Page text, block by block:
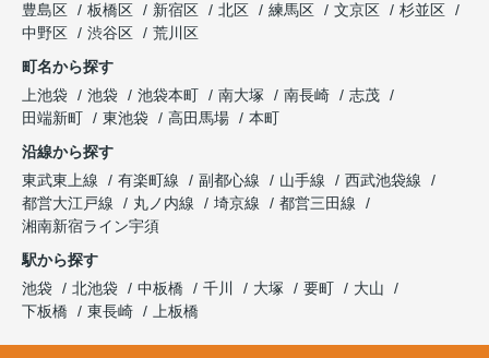
豊島区
板橋区 新宿区 北区 練馬区 文京区
杉並区
中野区
渋谷区
荒川区
町名から探す
上池袋
池袋 池袋本町 南大塚 南長崎
志茂
田端新町
東池袋 高田馬場
本町
沿線から探す
東武東上線
有楽町線 副都心線 山手線
西武池袋線
都営大江戸線
丸ノ内線 埼京線
都営三田線
湘南新宿ライン宇須
駅から探す
池袋
北池袋 中板橋 千川 大塚 要町
大山
下板橋
東長崎 上板橋